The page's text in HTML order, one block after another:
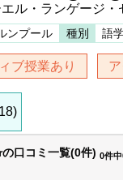
ル・ランゲージ・
ンプール 種別 語
ブ授業あり
口コミ一覧(0件) 0件